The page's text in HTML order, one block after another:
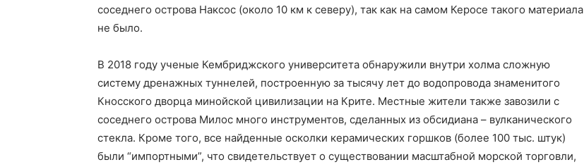
соседнего острова Наксос (около 10 км к северу), так как на самом Керосе такого материала
не было.
В 2018 году ученые Кембриджского университета обнаружили внутри холма сложную
систему дренажных туннелей, построенную за тысячу лет до водопровода знаменитого
Кносского дворца минойской цивилизации на Крите. Местные жители также завозили с
соседнего острова Милос много инструментов, сделанных из обсидиана – вулканического
стекла. Кроме того, все найденные осколки керамических горшков (более 100 тыс. штук)
были “импортными”, что свидетельствует о существовании масштабной морской торговли,